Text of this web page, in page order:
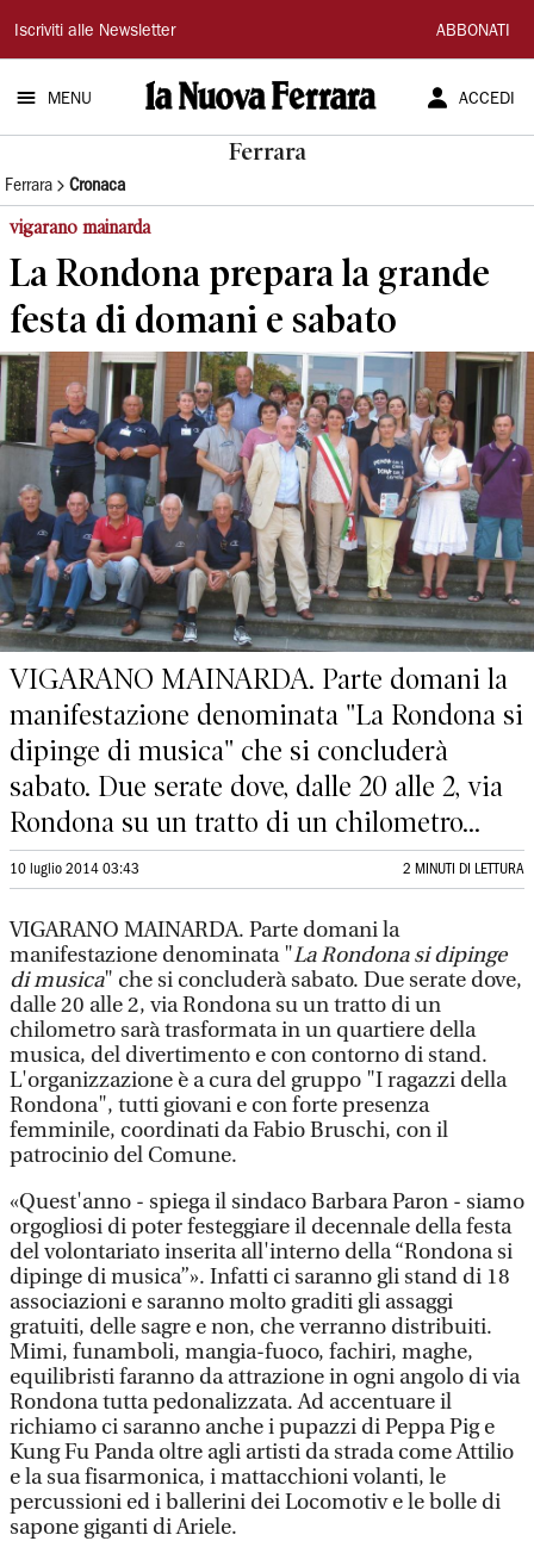
La
Nuova
Ferrara
Iscriviti alle Newsletter ABBONATI
MENU ACCEDI
Ferrara
Ferrara Cronaca
vigarano mainarda
La Rondona prepara la grande
festa di domani e sabato
VIGARANO MAINARDA. Parte domani la
manifestazione denominata "La Rondona si
dipinge di musica" che si concluderà
sabato. Due serate dove, dalle 20 alle 2, via
Rondona su un tratto di un chilometro...
10 luglio 2014 03:43 2 MINUTI DI LETTURA
VIGARANO MAINARDA. Parte domani la
manifestazione denominata "La Rondona si dipinge
di musica" che si concluderà sabato. Due serate dove,
dalle 20 alle 2, via Rondona su un tratto di un
chilometro sarà trasformata in un quartiere della
musica, del divertimento e con contorno di stand.
L'organizzazione è a cura del gruppo "I ragazzi della
Rondona", tutti giovani e con forte presenza
femminile, coordinati da Fabio Bruschi, con il
patrocinio del Comune.
«Quest'anno - spiega il sindaco Barbara Paron - siamo
orgogliosi di poter festeggiare il decennale della festa
del volontariato inserita all'interno della “Rondona si
dipinge di musica”». Infatti ci saranno gli stand di 18
associazioni e saranno molto graditi gli assaggi
gratuiti, delle sagre e non, che verranno distribuiti.
Mimi, funamboli, mangia-fuoco, fachiri, maghe,
equilibristi faranno da attrazione in ogni angolo di via
Rondona tutta pedonalizzata. Ad accentuare il
richiamo ci saranno anche i pupazzi di Peppa Pig e
Kung Fu Panda oltre agli artisti da strada come Attilio
e la sua fisarmonica, i mattacchioni volanti, le
percussioni ed i ballerini dei Locomotiv e le bolle di
sapone giganti di Ariele.